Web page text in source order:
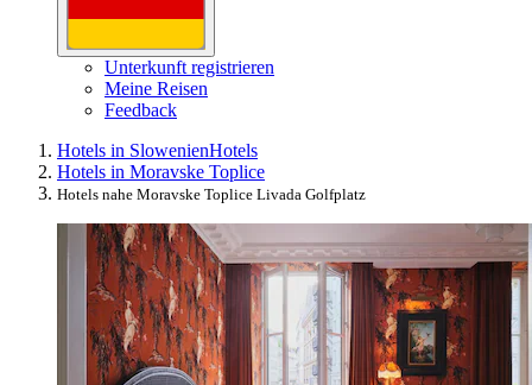
Unterkunft registrieren
Meine Reisen
Feedback
Hotels in SlowenienHotels
Hotels in Moravske Toplice
Hotels nahe Moravske Toplice Livada Golfplatz